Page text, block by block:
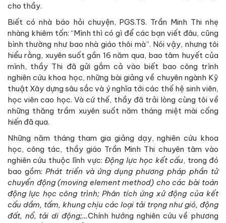
cho thầy.
Biết có nhà báo hỏi chuyện, PGS.TS. Trần Minh Thi nhẹ
nhàng khiêm tốn: “Mình thì có gì để các bạn viết đâu, cũng
bình thường như bao nhà giáo thôi mà”. Nói vậy, nhưng tôi
hiểu rằng, xuyên suốt gần 16 năm qua, bao tâm huyết của
mình, thầy Thi đã gửi gắm cả vào biết bao công trình
nghiên cứu khoa học, những bài giảng về chuyên ngành Kỹ
thuật Xây dựng sâu sắc và ý nghĩa tới các thế hệ sinh viên,
học viên cao học. Và cứ thế, thầy đã trải lòng cùng tôi về
những thăng trầm xuyên suốt năm tháng miệt mài cống
hiến đã qua.
Những năm tháng tham gia giảng dạy, nghiên cứu khoa
học, công tác, thầy giáo Trần Minh Thi chuyên tâm vào
nghiên cứu thuộc lĩnh vực:Động lực học kết cấu, trong đó
bao gồm:Phát triển và ứng dụng phương pháp phần tử
chuyển động (moving element method) cho các bài toán
động lực học công trình; Phân tích ứng xử động của kết
cấu dầm, tấm, khung chịu các loại tải trọng như gió, động
đất, nổ, tải di động;…Chính hướng nghiên cứu về phương